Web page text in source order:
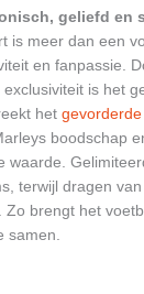
geliefd en
is meer dan een
en fanpassie.
is het
het
boodschap
waarde.
terwijl dragen
brengt het
samen.